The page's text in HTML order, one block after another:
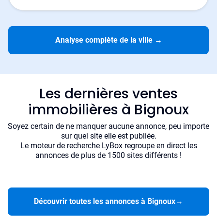
Analyse complète de la ville →
Les dernières ventes
immobilières à Bignoux
Soyez certain de ne manquer aucune annonce, peu importe
sur quel site elle est publiée.
Le moteur de recherche LyBox regroupe en direct les
annonces de plus de 1500 sites différents !
Découvrir toutes les annonces à Bignoux→